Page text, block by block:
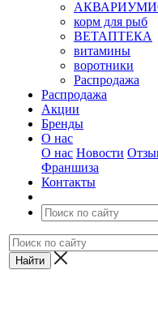
корм для рыб
ВЕТАПТЕКА
витамины
воротники
Распродажа
Распродажа
Акции
Бренды
О нас
О нас Новости
Франшиза
Контакты